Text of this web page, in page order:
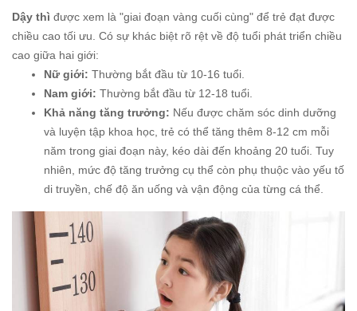
Dậy thì được xem là "giai đoạn vàng cuối cùng" để trẻ đạt được
chiều cao tối ưu. Có sự khác biệt rõ rệt về độ tuổi phát triển chiều
cao giữa hai giới:
Nữ giới: Thường bắt đầu từ 10-16 tuổi.
Nam giới: Thường bắt đầu từ 12-18 tuổi.
Khả năng tăng trưởng: Nếu được chăm sóc dinh dưỡng
và luyện tập khoa học, trẻ có thể tăng thêm 8-12 cm mỗi
năm trong giai đoạn này, kéo dài đến khoảng 20 tuổi. Tuy
nhiên, mức độ tăng trưởng cụ thể còn phụ thuộc vào yếu tố
di truyền, chế độ ăn uống và vận động của từng cá thể.